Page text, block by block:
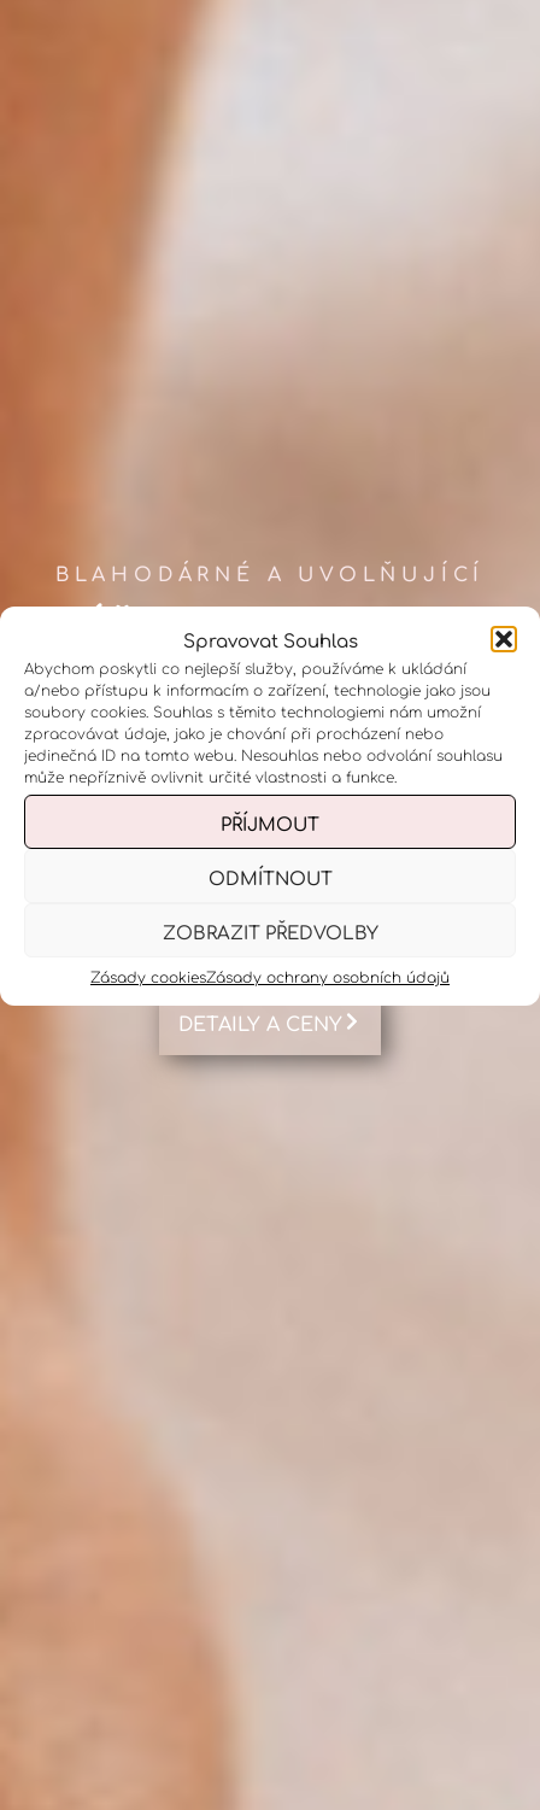
Spravovat Souhlas
Abychom poskytli co nejlepší služby, používáme k ukládání
a/nebo přístupu k informacím o zařízení, technologie jako jsou
soubory cookies. Souhlas s těmito technologiemi nám umožní
zpracovávat údaje, jako je chování při procházení nebo
jedinečná ID na tomto webu. Nesouhlas nebo odvolání souhlasu
může nepříznivě ovlivnit určité vlastnosti a funkce.
PŘÍJMOUT
ODMÍTNOUT
ZOBRAZIT PŘEDVOLBY
Zásady cookiesZásady ochrany osobních údajů
BLAHODÁRNÉ A UVOLŇUJÍCÍ
MASÁŽE
Každá masáž je cestou k hluboké relaxaci
a obnově síly vašeho těla i mysli. Od
aromaterapeutických rituálů přes
antistresové masáže, meditační zážitky až
po masáže hlavy a obličeje.
VYBRAT TERMÍN
DETAILY A CENY